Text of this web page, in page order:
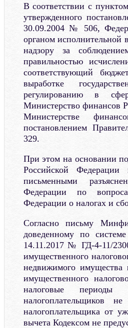
В соответствии с
утвержденного
30.09.2004 № 506,
органом
надзору за
правильностью
соответствующий
выработке
регулированию в
Министерство финансов
Министерстве
постановлением
329.
При этом на основании
Российской Федерации
письменными
Федерации по
Федерации о налогах и
Согласно письму
доведенному по
14.11.2017 № ГД-4-11/
имущественного
недвижимого имущества
имущественного
налоговые
налогоплательщиков
налогоплательщика от
вычета Кодексом не